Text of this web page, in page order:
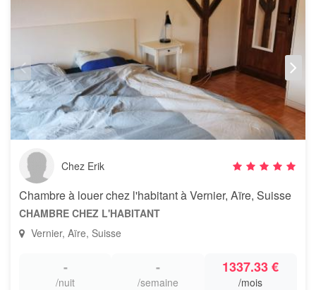
Chez Erik
Chambre à louer chez l'habitant à Vernier, Aïre, Suisse
CHAMBRE CHEZ L'HABITANT
Vernier, Aïre, Suisse
-
/nuit
-
/semaine
1337.33 €
/mois